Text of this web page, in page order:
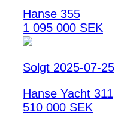
Hanse 355
1 095 000 SEK
Solgt 2025-07-25
Hanse Yacht 311
510 000 SEK